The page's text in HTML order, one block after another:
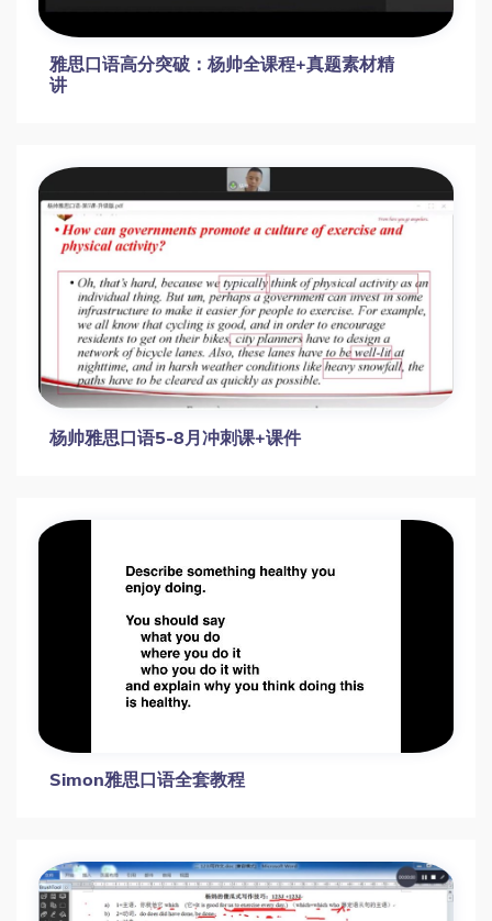
雅思口语高分突破：杨帅全课程+真题素材精
讲
杨帅雅思口语5-8月冲刺课+课件
Simon雅思口语全套教程